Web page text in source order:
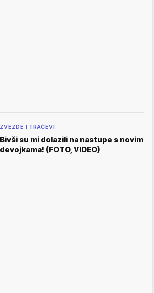
ZVEZDE I TRAČEVI
Bivši su mi dolazili na nastupe s novim
devojkama! (FOTO, VIDEO)